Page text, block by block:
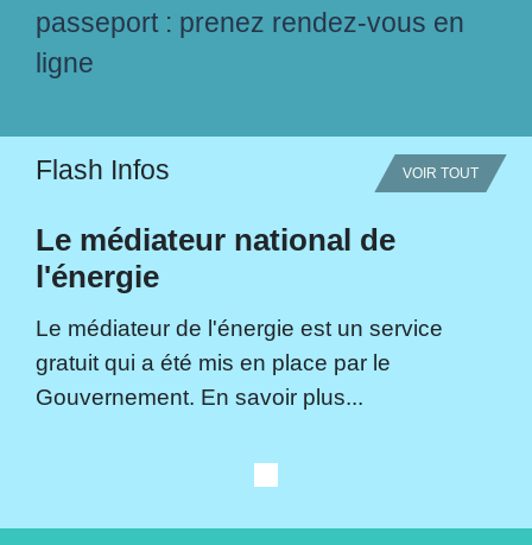
passeport : prenez rendez-vous en
ligne
Flash Infos VOIR TOUT
Le médiateur national de
l'énergie
Le médiateur de l'énergie est un service
gratuit qui a été mis en place par le
Gouvernement. En savoir plus...